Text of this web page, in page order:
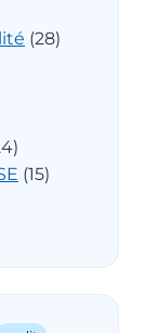
(28)
(15)